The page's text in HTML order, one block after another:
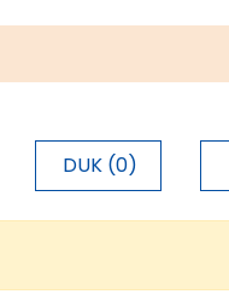
DUK (0)